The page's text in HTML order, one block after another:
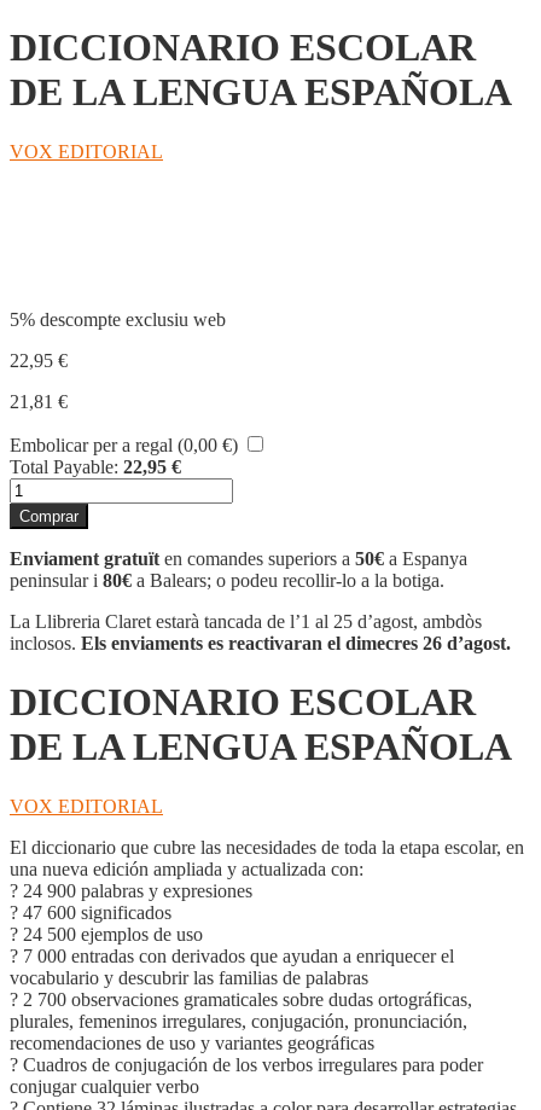
DICCIONARIO ESCOLAR
DE LA LENGUA ESPAÑOLA
VOX EDITORIAL
5% descompte exclusiu web
22,95 €
21,81 €
Embolicar per a regal (0,00 €)
Total Payable: 22,95 €
quantitat
de
DICCIONARIO
ESCOLAR
DE
LA
LENGUA
ESPAÑOLA
Comprar
Enviament gratuït en comandes superiors a 50€ a Espanya
peninsular i 80€ a Balears; o podeu recollir-lo a la botiga.
La Llibreria Claret estarà tancada de l’1 al 25 d’agost, ambdòs
inclosos. Els enviaments es reactivaran el dimecres 26 d’agost.
DICCIONARIO ESCOLAR
DE LA LENGUA ESPAÑOLA
VOX EDITORIAL
El diccionario que cubre las necesidades de toda la etapa escolar, en
una nueva edición ampliada y actualizada con:
? 24 900 palabras y expresiones
? 47 600 significados
? 24 500 ejemplos de uso
? 7 000 entradas con derivados que ayudan a enriquecer el
vocabulario y descubrir las familias de palabras
? 2 700 observaciones gramaticales sobre dudas ortográficas,
plurales, femeninos irregulares, conjugación, pronunciación,
recomendaciones de uso y variantes geográficas
? Cuadros de conjugación de los verbos irregulares para poder
conjugar cualquier verbo